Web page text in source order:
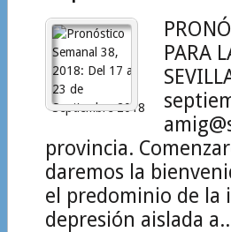
PARA
provincia.
daremos la
el predominio de la
depresión aislada